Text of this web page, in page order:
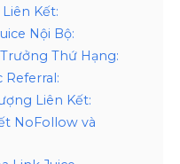
Kết:
Nội Bộ:
Thứ Hạng:
Referral:
Liên Kết:
NoFollow và